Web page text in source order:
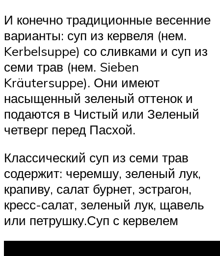
И конечно традиционные весенние
варианты: суп из кервеля (нем.
Kerbelsuppe) со сливками и суп из
семи трав (нем. Sieben
Kräutersuppe). Они имеют
насыщенный зеленый оттенок и
подаются в Чистый или Зеленый
четверг перед Пасхой.
Классический суп из семи трав
содержит: черемшу, зеленый лук,
крапиву, салат бурнет, эстрагон,
кресс-салат, зеленый лук, щавель
или петрушку.Суп с кервелем